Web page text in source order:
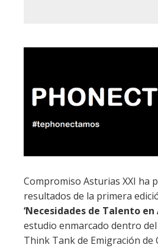
Compromiso Asturias XXI ha
resultados de la primera
‘Necesidades de Talento en
estudio enmarcado dentro
Think Tank de Emigración de